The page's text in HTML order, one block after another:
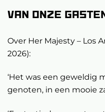
Van onze
Over Her Majesty – Los
2026):
‘Het was een geweldig
genoten, in een mooie